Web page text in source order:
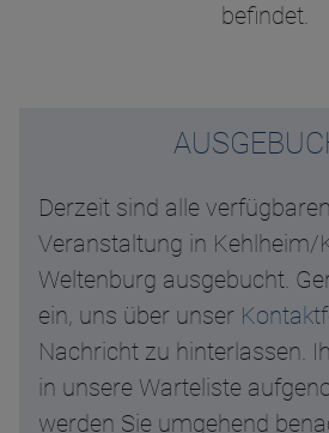
befindet.
Derzeit sind alle
Veranstaltung in Kehlheim/
Weltenburg ausgebucht.
ein, uns über unser
Nachricht zu hinterlassen.
in unsere Warteliste
werden Sie umgehend